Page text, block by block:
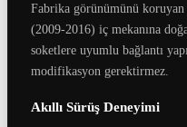
Fabrika görünümünü
(2009-2016) iç mekanına
soketlere uyumlu bağlantı
modifikasyon gerektirmez.
Akıllı Sürüş Deneyimi